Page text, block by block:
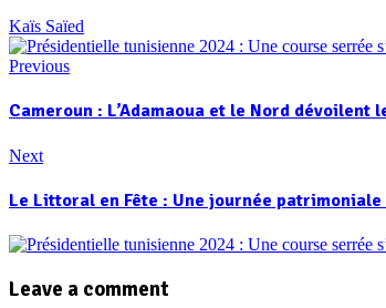
Kaïs Saïed
Previous
Cameroun : L’Adamaoua et le Nord
Next
Le Littoral en Fête : Une journée
Leave a comment